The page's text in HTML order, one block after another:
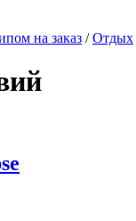
на заказ /Отдых